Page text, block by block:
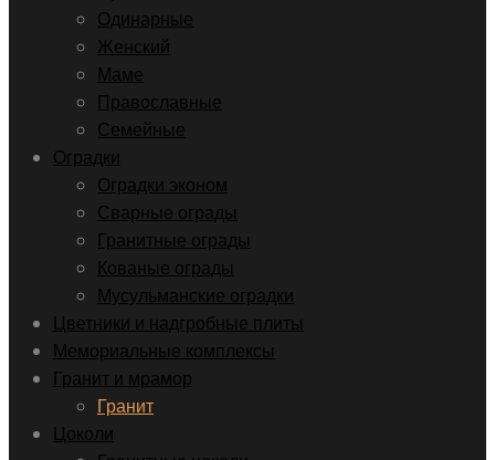
Одинарные
Женский
Маме
Православные
Семейные
Оградки
Оградки эконом
Сварные ограды
Гранитные ограды
Кованые ограды
Мусульманские оградки
Цветники и надгробные плиты
Мемориальные комплексы
Гранит и мрамор
Гранит
Цоколи